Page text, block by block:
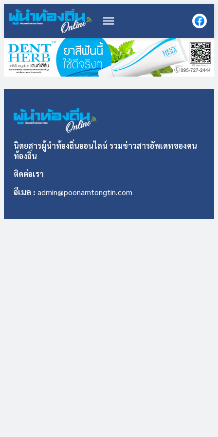
menu
นิตยสารผู้นำท้องถิ่นออนไลน์ รวมข่าวสารอัพเดทของคน
ท้องถิ่น
ติดต่อเรา
อีเมล : admin@poonamtongtin.com